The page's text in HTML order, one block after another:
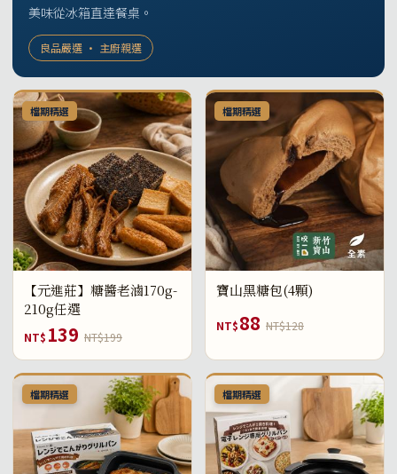
美味從冰箱直達餐桌。
良品嚴選 · 主廚親選
檔期精選
【元進莊】糖醬老滷170g-
210g任選
NT$ 139 NT$199
檔期精選
寶山黑糖包(4顆)
NT$88 NT$128
檔期精選 檔期精選